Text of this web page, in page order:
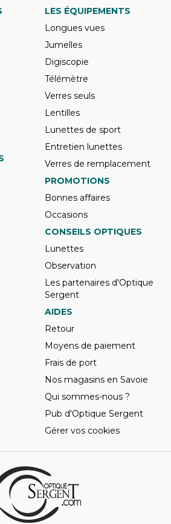
LES ÉQUIPEMENTS
Longues vues
Jumelles
Digiscopie
Télémètre
Verres seuls
Lentilles
Lunettes de sport
Entretien lunettes
Verres de remplacement
PROMOTIONS
Bonnes affaires
Occasions
CONSEILS OPTIQUES
Lunettes
Observation
Les partenaires d'Optique
Sergent
AIDES
Retour
Moyens de paiement
Frais de port
Nos magasins en Savoie
Qui sommes-nous ?
Pub d'Optique Sergent
Gérer vos cookies